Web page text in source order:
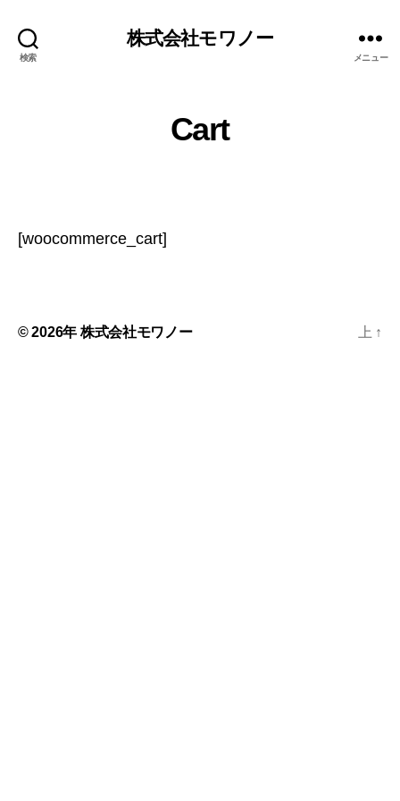
検索
株式会社モワノー
メニュー
Cart
[woocommerce_cart]
© 2026年 株式会社モワノー 上 ↑